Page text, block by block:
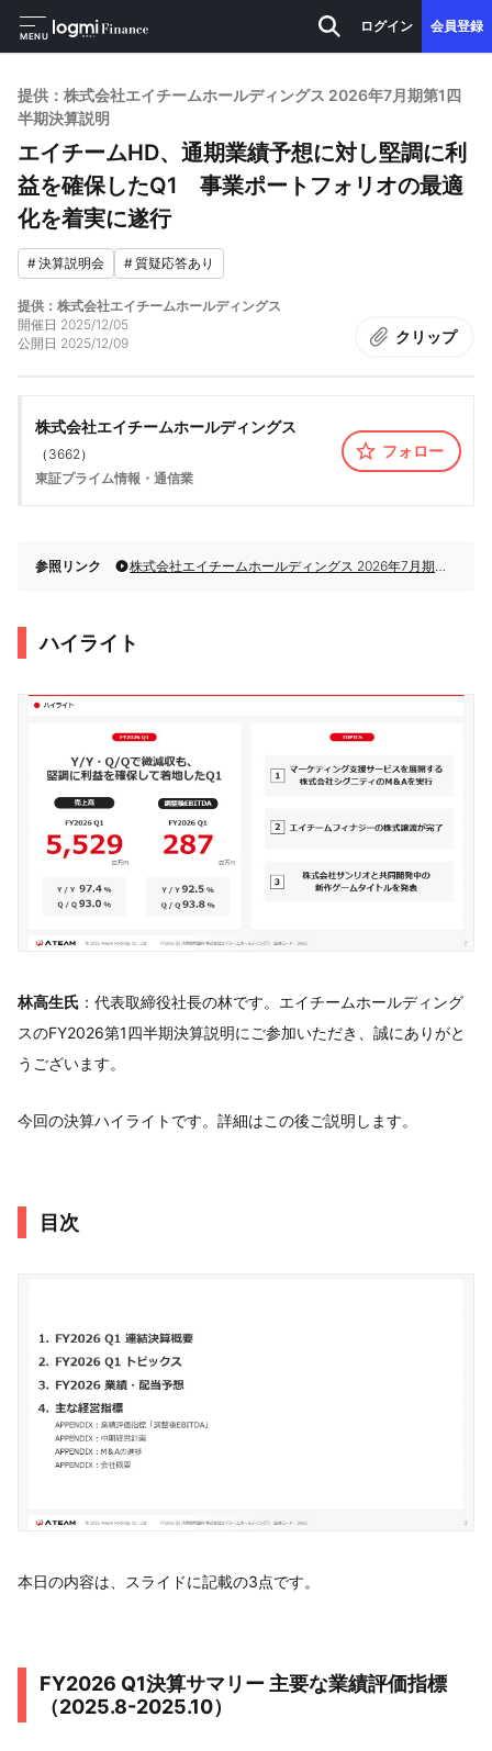
MENU
ログイン 会員登録
提供：株式会社エイチームホールディングス 2026年7月期第1四
半期決算説明
エイチームHD、通期業績予想に対し堅調に利
益を確保したQ1 事業ポートフォリオの最適
化を着実に遂行
#決算説明会 #質疑応答あり
提供：株式会社エイチームホールディングス
開催日 2025/12/05
公開日 2025/12/09 クリップ
株式会社エイチームホールディングス
（ 3662）
東証プライム情報・通信業
フォロー
参照リンク 株式会社エイチームホールディングス 2026年7月期第1四半期決算説明
ハイライト
林高生氏 ：代表取締役社長の林です。エイチームホールディング
スのFY2026第1四半期決算説明にご参加いただき、誠にありがと
うございます。
今回の決算ハイライトです。詳細はこの後ご説明します。
目次
本日の内容は、スライドに記載の3点です。
FY2026 Q1決算サマリー 主要な業績評価指標
（2025.8-2025.10）